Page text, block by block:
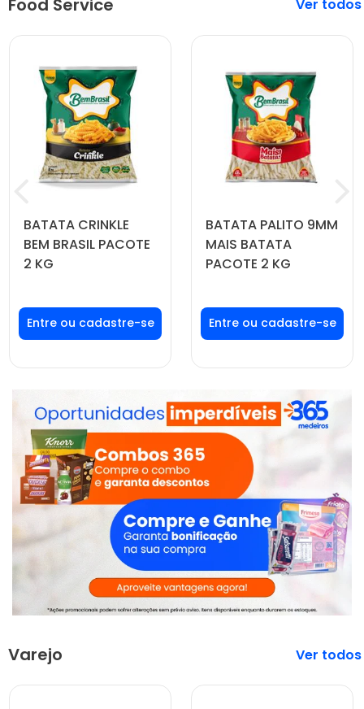
Food Service
BATATA CRINKLE
BEM BRASIL PACOTE
2 KG
Faça seu login ou
cadastre-se para
ver preços e
BATATA PALITO 9MM
MAIS BATATA
PACOTE 2 KG
Faça seu login ou
cadastre-se para
ver preços e
Varejo